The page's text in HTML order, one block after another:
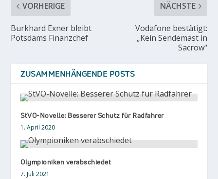
VORHERIGE
Burkhard Exner bleibt
Potsdams Finanzchef
NÄCHSTE
Vodafone bestätigt:
„Kein Sendemast in
Sacrow“
ZUSAMMENHÄNGENDE POSTS
StVO-Novelle: Besserer Schutz für Radfahrer
1. April 2020
Olympioniken verabschiedet
7. Juli 2021